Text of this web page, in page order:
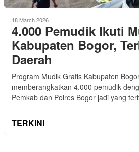
18 March 2026
4.000 Pemudik Ikuti
Kabupaten Bogor,
Daerah
Program Mudik Gratis Kabupaten
memberangkatkan 4.000 pemudik
Pemkab dan Polres Bogor jadi yang
TERKINI